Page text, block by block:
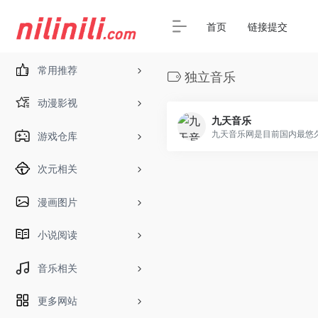
常用推荐
动漫影视
游戏仓库
次元相关
漫画图片
小说阅读
音乐相关
更多网站
首页 链接提交
独立音乐
九天音乐